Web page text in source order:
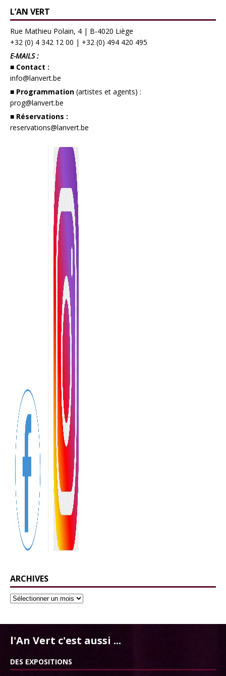
L’AN VERT
Rue Mathieu Polain, 4 | B-4020 Liège
+32 (0) 4 342 12 00 | +32 (0) 494 420 495
E-MAILS :
■ Contact :
info@lanvert.be
■ Programmation (artistes et agents) :
prog@lanvert.be
■ Réservations :
reservations@lanvert.be
ARCHIVES
l'An Vert c'est aussi ...
DES EXPOSITIONS